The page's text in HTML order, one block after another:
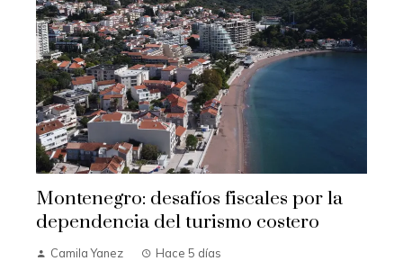
Montenegro: desafíos fiscales por la
dependencia del turismo costero
Camila Yanez Hace 5 días